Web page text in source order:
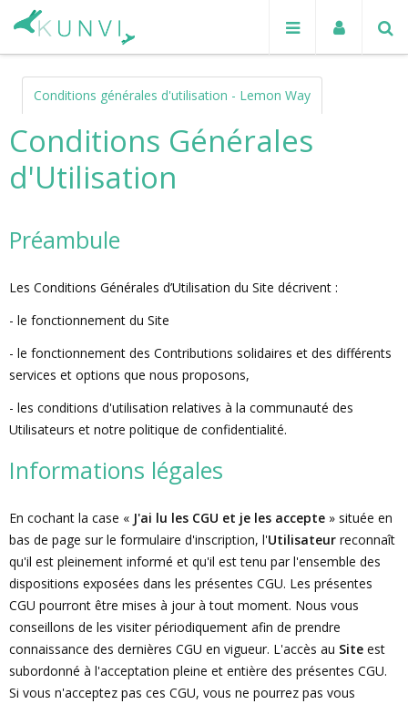
Conditions générales d'utilisation - Lemon Way
Conditions Générales
d'Utilisation
Préambule
Les Conditions Générales d’Utilisation du Site décrivent :
- le fonctionnement du Site
- le fonctionnement des Contributions solidaires et des différents
services et options que nous proposons,
- les conditions d'utilisation relatives à la communauté des
Utilisateurs et notre politique de confidentialité.
Informations légales
En cochant la case « J'ai lu les CGU et je les accepte » située en
bas de page sur le formulaire d'inscription, l'Utilisateur reconnaît
qu'il est pleinement informé et qu'il est tenu par l'ensemble des
dispositions exposées dans les présentes CGU. Les présentes
CGU pourront être mises à jour à tout moment. Nous vous
conseillons de les visiter périodiquement afin de prendre
connaissance des dernières CGU en vigueur. L'accès au Site est
subordonné à l'acceptation pleine et entière des présentes CGU.
Si vous n'acceptez pas ces CGU, vous ne pourrez pas vous